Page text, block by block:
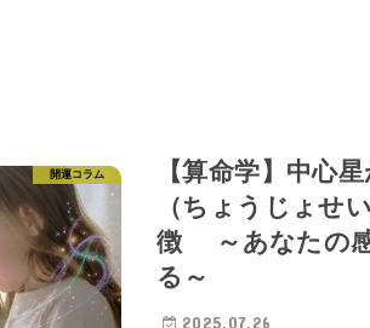
開運コラム
【算命学】中心
（ちょうじょせ
徴 ～あなたの感
る～
2025.07.26